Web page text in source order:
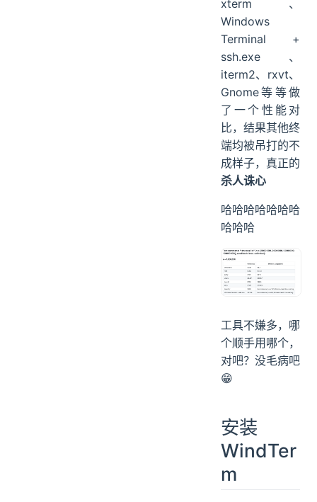
xterm、
Windows
Terminal +
ssh.exe、
iterm2、rxvt、
Gnome等等做
了一个性能对
比，结果其他终
端均被吊打的不
成样子，真正的
杀人诛心
哈哈哈哈哈哈哈
哈哈哈
工具不嫌多，哪
个顺手用哪个，
对吧？没毛病吧
😁
安装
WindTer
m